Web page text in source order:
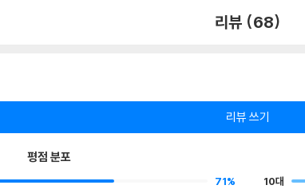
리뷰 (68)
리뷰 쓰기
평점 분포
71%
10대